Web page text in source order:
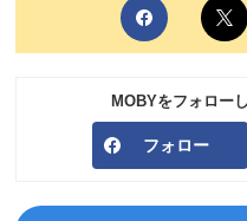
MOBYをフォロー
フォロー